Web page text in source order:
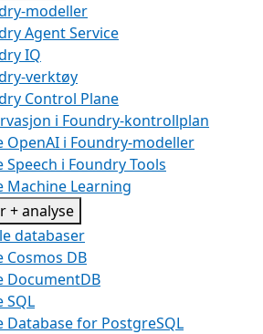
modeller
Agent Service
IQ
verktøy
Control Plane
i Foundry-kontrollplan
OpenAI i Foundry-modeller
Speech i Foundry Tools
Machine Learning
+ analyse
databaser
Cosmos DB
DocumentDB
SQL
Database for PostgreSQL